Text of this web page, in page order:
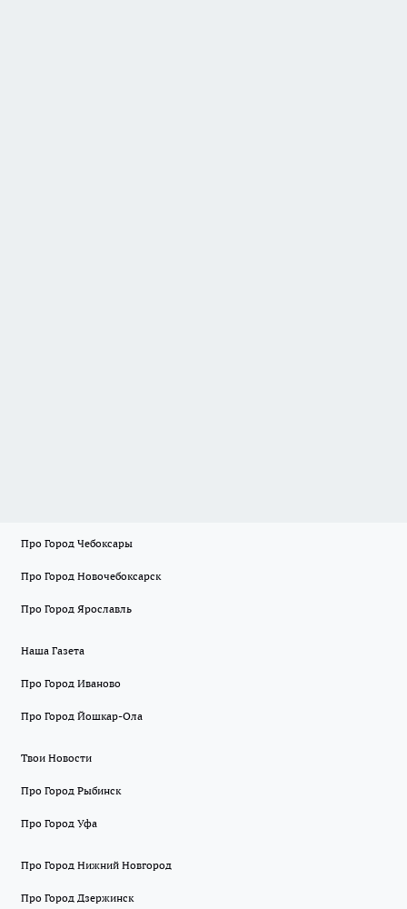
Про Город Чебоксары
Про Город Новочебоксарск
Про Город Ярославль
Наша Газета
Про Город Иваново
Про Город Йошкар-Ола
Твои Новости
Про Город Рыбинск
Про Город Уфа
Про Город Нижний Новгород
Про Город Дзержинск